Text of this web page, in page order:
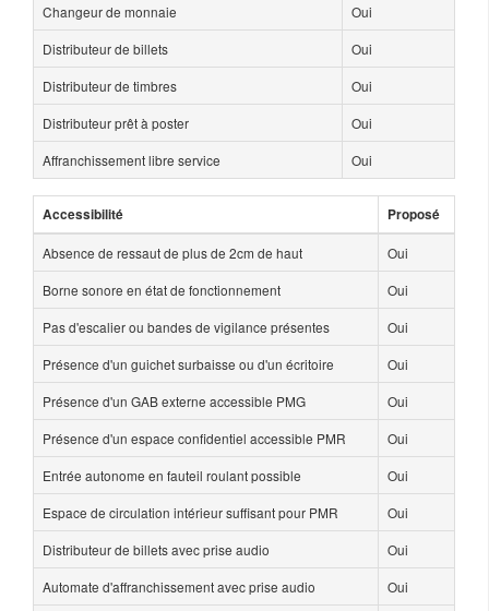
Changeur de monnaie
Oui
Distributeur de billets
Oui
Distributeur de timbres
Oui
Distributeur prêt à poster
Oui
Affranchissement libre service
Oui
Accessibilité Proposé
Absence de ressaut de plus de 2cm de haut
Oui
Borne sonore en état de fonctionnement
Oui
Pas d'escalier ou bandes de vigilance présentes
Oui
Présence d'un guichet surbaisse ou d'un écritoire
Oui
Présence d'un GAB externe accessible PMG
Oui
Présence d'un espace confidentiel accessible PMR
Oui
Entrée autonome en fauteil roulant possible
Oui
Espace de circulation intérieur suffisant pour PMR
Oui
Distributeur de billets avec prise audio
Oui
Automate d'affranchissement avec prise audio
Oui